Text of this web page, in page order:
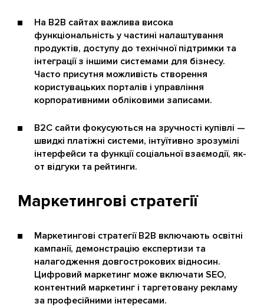
На B2B сайтах важлива висока
функціональність у частині налаштування
продуктів, доступу до технічної підтримки та
інтеграції з іншими системами для бізнесу.
Часто присутня можливість створення
користувацьких порталів і управління
корпоративними обліковими записами.
B2C сайти фокусуються на зручності купівлі —
швидкі платіжні системи, інтуїтивно зрозумілі
інтерфейси та функції соціальної взаємодії, як-
от відгуки та рейтинги.
Маркетингові стратегії
Маркетингові стратегії B2B включають освітні
кампанії, демонстрацію експертизи та
налагодження довгострокових відносин.
Цифровий маркетинг може включати SEO,
контентний маркетинг і таргетовану рекламу
за професійними інтересами.